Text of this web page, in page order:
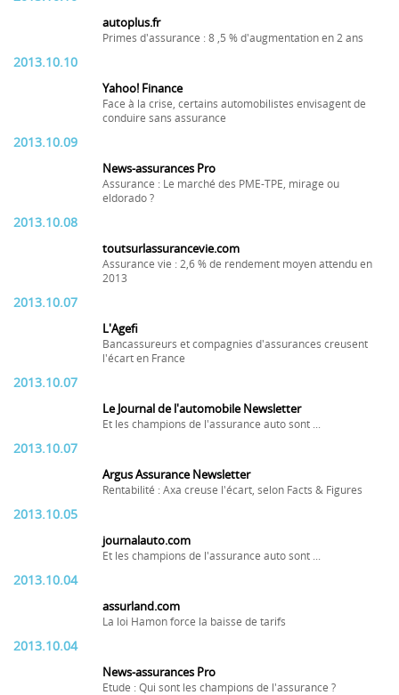
autoplus.fr
Primes d'assurance : 8 ,5 % d'augmentation en 2 ans
2013.10.10
Yahoo! Finance
Face à la crise, certains automobilistes envisagent de
conduire sans assurance
2013.10.09
News-assurances Pro
Assurance : Le marché des PME-TPE, mirage ou
eldorado ?
2013.10.08
toutsurlassurancevie.com
Assurance vie : 2,6 % de rendement moyen attendu en
2013
2013.10.07
L'Agefi
Bancassureurs et compagnies d'assurances creusent
l'écart en France
2013.10.07
Le Journal de l'automobile Newsletter
Et les champions de l'assurance auto sont ...
2013.10.07
Argus Assurance Newsletter
Rentabilité : Axa creuse l'écart, selon Facts & Figures
2013.10.05
journalauto.com
Et les champions de l'assurance auto sont ...
2013.10.04
assurland.com
La loi Hamon force la baisse de tarifs
2013.10.04
News-assurances Pro
Etude : Qui sont les champions de l'assurance ?